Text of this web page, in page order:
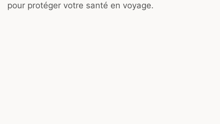
pour protéger votre santé en voyage.